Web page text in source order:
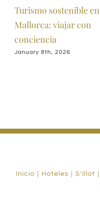
Turismo sostenible en
Mallorca: viajar con
conciencia
January 8th, 2026
Inicio Hoteles S’Illot